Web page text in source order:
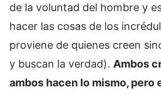
de la voluntad del hombre y
hacer las cosas de los
proviene de quienes creen
y buscan la verdad). Ambos
ambos hacen lo mismo, pero